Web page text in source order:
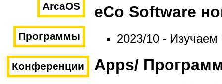
ArcaOS
Программы
Конференции
eCo Software
2023/10 - Изучаем
Apps/